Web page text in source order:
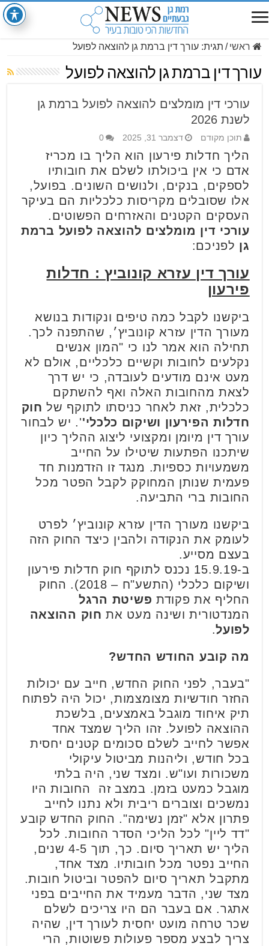
ראשי / תגית:עורך דין ברמת גן להוצאה לפועל
עורך דין ברמת גן להוצאה לפועל
עורכי דין מומלצים להוצאה לפועל ברמת גן
לשנת 2026
תוכן מקודם דצמבר 31, 2025 0
הליך חדלות פירעון הוא הליך בו מכריז
אדם כי אין ביכולתו לשלם את חובותיו
לספקים, בנקים, ולנושים השונים. בפועל,
אלו שסובלים מקריסות כלכליות הם בעיקר
העסקים הקטנים והאזרחים הפשוטים.
עורכי דין מומלצים להוצאה לפועל ברמת
גן לפניכם:
עורך דין עזרא קונוביץ : חדלות
פירעון
ביקשנו לקבל כמה טיפים ונקודות בנושא
מעורך הדין עזרא קונוביץ׳, שהתפנה לכך.
תחילה הוא אמר לנו כי "המון אנשים
נקלעים לחובות וקשיים כלכליים, אולם לא
מעט אינם מודעים לעובדה, כי יש דרך
לצאת מהחובות האלה ואף להשתקם
כלכלית, זאת לאחר כניסתו לתוקף של חוק
חדלות הפירעון ושיקום כלכלי''. יש לבחור
עורך דין מיומן ומקצועי ליצוג ההליך כיון
שיתכנו הפתעות שיטילו על החייב
משמעויות כספיות. מנגד זו הזדמנות חד
פעמית שנותן המחוקק לקבל הפטר מכל
החובות ברי התביעה.
ביקשנו מעורך הדין עזרא קונוביץ׳ לפרט
לעומק את הנקודה ולהבין כיצד החוק הזה
בעצם מסייע.
ב-15.9.19 נכנס לתוקף חוק חדלות פירעון
ושיקום כלכלי (התשע"ח – 2018). החוק
החליף את פקודת פשיטת הרגל
המנדטורית ושינה מעט את חוק ההוצאה
לפועל.
מה קובע החודש החדש?
"בעבר, לפני החוק החדש, חייב עם יכולות
החזר חודשיות מצומצמות, יכול היה לפתוח
תיק איחוד מוגבל באמצעים, בלשכת
ההוצאה לפועל. זהו הליך שמצד אחד
אפשר לחייב לשלם סכומים קטנים יחסית
בכל חודש, וליהנות מביטול עיקולי
משכורות ועו"ש. ומצד שני, היה בלתי
מוגבל כמעט בזמן. במצב זה החובות היו
נמשכים וצוברים ריבית ולא נתנו לחייב
פתרון אלא "זמן נשימה". החוק החדש קובע
"דד ליין" לכל הליכי הסדר החובות. לכל
הליך יש תאריך סיום. כך, תוך 4-5 שנים,
החייב נפטר מכל חובותיו. מצד אחד,
מתקבל תאריך סיום להפטר וביטול חובות.
מצד שני, הדבר מעמיד את החייבים בפני
אתגר. אם בעבר הם היו צריכים לשלם
שכר טרחה מועט יחסית לעורך דין, שהיה
צריך לבצע מספר פעולות פשוטות, הרי